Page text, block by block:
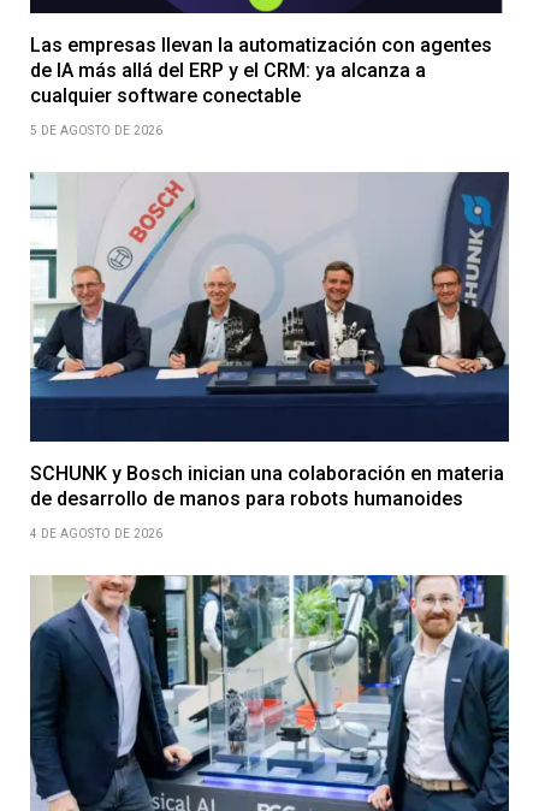
Las empresas llevan la automatización con agentes
de IA más allá del ERP y el CRM: ya alcanza a
cualquier software conectable
5 DE AGOSTO DE 2026
SCHUNK y Bosch inician una colaboración en materia
de desarrollo de manos para robots humanoides
4 DE AGOSTO DE 2026